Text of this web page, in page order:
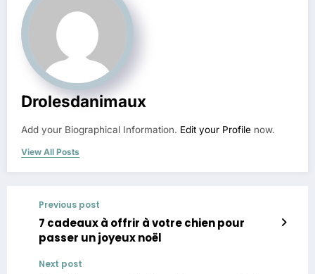
Drolesdanimaux
Add your Biographical Information. Edit your Profile now.
View All Posts
Previous post
7 cadeaux à offrir à votre chien pour
passer un joyeux noël
Next post